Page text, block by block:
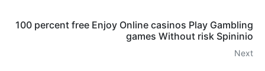
100 percent free Enjoy Online casinos Play Gambling
games Without risk Spininio
Next